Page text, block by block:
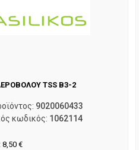
TSS B3-2
9020060433
κωδικός: 1062114
8,50 €